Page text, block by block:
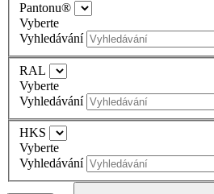
Pantonu®
Vyberte
Vyhledávání
RAL
Vyberte
Vyhledávání
HKS
Vyberte
Vyhledávání